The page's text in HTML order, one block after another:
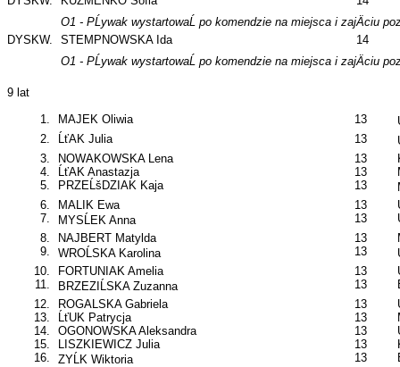
O1 - PĹywak wystartowaĹ po komendzie na miejsca i zajÄciu
DYSKW.
STEMPNOWSKA Ida 14
O1 - PĹywak wystartowaĹ po komendzie na miejsca i zajÄciu
9 lat
1.
MAJEK Oliwia 13
2.
ĹťAK Julia 13
3.
NOWAKOWSKA Lena 13
4.
ĹťAK Anastazja 13
5.
PRZEĹšDZIAK Kaja 13
6.
MALIK Ewa 13
7.
MYSĹEK Anna 13
8.
NAJBERT Matylda 13
9.
WROĹSKA Karolina 13
10.
FORTUNIAK Amelia 13
11.
BRZEZIĹSKA Zuzanna 13
12.
ROGALSKA Gabriela 13
13.
ĹťUK Patrycja 13
14.
OGONOWSKA Aleksandra 13
15.
LISZKIEWICZ Julia 13
16.
ZYĹK Wiktoria 13